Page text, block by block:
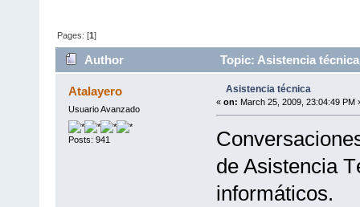
Pages: [1]
Author Topic: Asistencia
Atalayero
Usuario Avanzado
Posts: 941
Asistencia técnica
« on: March 25, 2009, 23:04:49 PM
de Asistencia
informáticos.